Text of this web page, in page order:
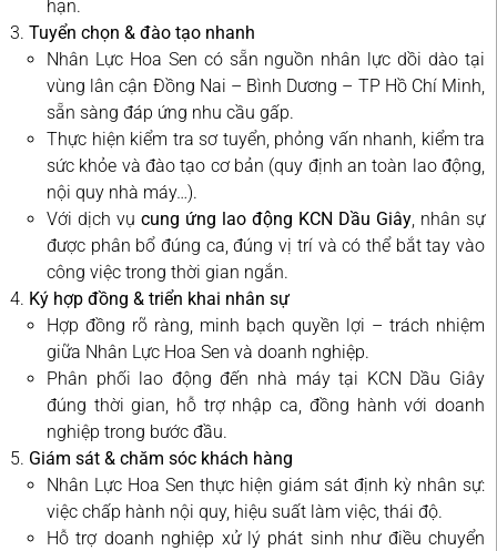
hạn.
Tuyển chọn & đào tạo nhanh
Nhân Lực Hoa Sen có sẵn nguồn nhân lực dồi dào tại
vùng lân cận Đồng Nai – Bình Dương – TP Hồ Chí Minh,
sẵn sàng đáp ứng nhu cầu gấp.
Thực hiện kiểm tra sơ tuyển, phỏng vấn nhanh, kiểm tra
sức khỏe và đào tạo cơ bản (quy định an toàn lao động,
nội quy nhà máy…).
Với dịch vụ cung ứng lao động KCN Dầu Giây , nhân sự
được phân bổ đúng ca, đúng vị trí và có thể bắt tay vào
công việc trong thời gian ngắn.
Ký hợp đồng & triển khai nhân sự
Hợp đồng rõ ràng, minh bạch quyền lợi – trách nhiệm
giữa Nhân Lực Hoa Sen và doanh nghiệp.
Phân phối lao động đến nhà máy tại KCN Dầu Giây
đúng thời gian, hỗ trợ nhập ca, đồng hành với doanh
nghiệp trong bước đầu.
Giám sát & chăm sóc khách hàng
Nhân Lực Hoa Sen thực hiện giám sát định kỳ nhân sự:
việc chấp hành nội quy, hiệu suất làm việc, thái độ.
Hỗ trợ doanh nghiệp xử lý phát sinh như điều chuyển